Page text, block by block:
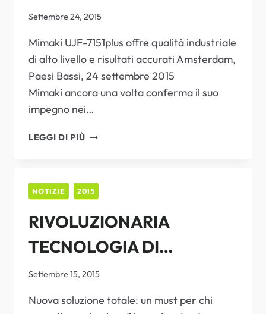
STAMPA DIRECT-TO-
SHAPE
Settembre 24, 2015
Mimaki UJF-7151plus offre qualità industriale
di alto livello e risultati accurati Amsterdam,
Paesi Bassi, 24 settembre 2015
Mimaki ancora una volta conferma il suo
impegno nei…
LEGGI DI PIÙMIMAKI
PROSSIMA
PER
LA
STAMPA
TO-
NOTIZIE 2015
RIVOLUZIONARIA
TECNOLOGIA DI
PROTOTIPAZIONE IN-
HOUSE MIMAKI DEBUTTA
Settembre 15, 2015
Nuova soluzione totale: un must per chi